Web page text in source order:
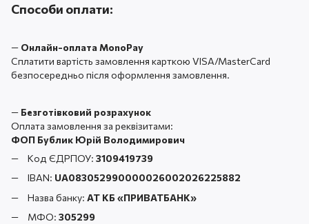
Способи оплати:
— Онлайн-оплата MonoPay
Сплатити вартість замовлення карткою VISA/MasterCard
безпосередньо після оформлення замовлення.
— Безготівковий розрахунок
Оплата замовлення за реквізитами:
ФОП Бублик Юрій Володимирович
Код ЄДРПОУ: 3109419739
IBAN: UA083052990000026002026225882
Назва банку: АТ КБ «ПРИВАТБАНК»
МФО: 305299